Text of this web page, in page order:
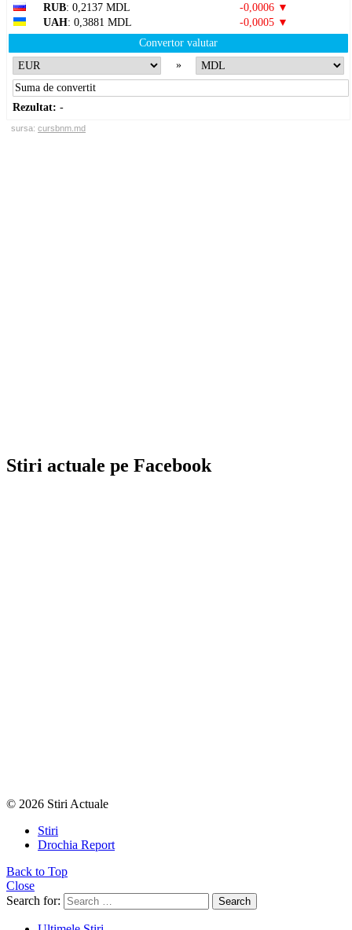
RUB: 0,2137 MDL
-0,0006 ▼
UAH: 0,3881 MDL
-0,0005 ▼
Convertor valutar
»
Rezultat: -
sursa: cursbnm.md
Stiri actuale pe Facebook
© 2026 Stiri Actuale
Stiri
Drochia Report
Back to Top
Close
Search for:
Search